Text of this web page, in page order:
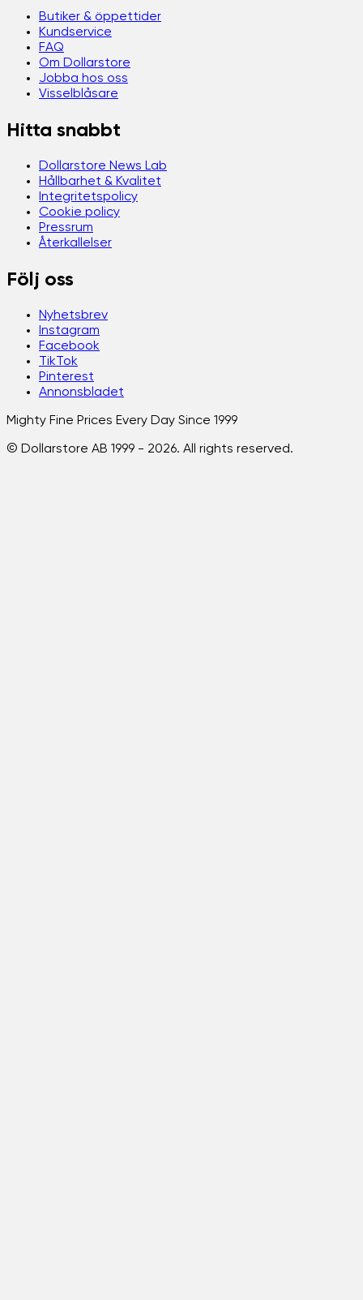
Butiker & öppettider
Kundservice
FAQ
Om Dollarstore
Jobba hos oss
Visselblåsare
Hitta snabbt
Dollarstore News Lab
Hållbarhet & Kvalitet
Integritetspolicy
Cookie policy
Pressrum
Återkallelser
Följ oss
Nyhetsbrev
Instagram
Facebook
TikTok
Pinterest
Annonsbladet
Mighty Fine Prices Every Day Since 1999
© Dollarstore AB 1999 - 2026. All rights reserved.